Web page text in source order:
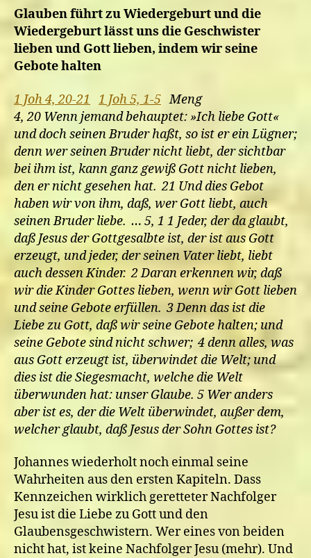
Glauben führt zu Wiedergeburt und die
Wiedergeburt lässt uns die Geschwister
lieben und Gott lieben, indem wir seine
Gebote halten
1 Joh 4, 20-21 1 Joh 5, 1-5 Meng
4, 20 Wenn jemand behauptet: »Ich liebe Gott«
und doch seinen Bruder haßt, so ist er ein Lügner;
denn wer seinen Bruder nicht liebt, der sichtbar
bei ihm ist, kann ganz gewiß Gott nicht lieben,
den er nicht gesehen hat. 21 Und dies Gebot
haben wir von ihm, daß, wer Gott liebt, auch
seinen Bruder liebe. … 5, 1 1 Jeder, der da glaubt,
daß Jesus der Gottgesalbte ist, der ist aus Gott
erzeugt, und jeder, der seinen Vater liebt, liebt
auch dessen Kinder. 2 Daran erkennen wir, daß
wir die Kinder Gottes lieben, wenn wir Gott lieben
und seine Gebote erfüllen. 3 Denn das ist die
Liebe zu Gott, daß wir seine Gebote halten; und
seine Gebote sind nicht schwer; 4 denn alles, was
aus Gott erzeugt ist, überwindet die Welt; und
dies ist die Siegesmacht, welche die Welt
überwunden hat: unser Glaube. 5 Wer anders
aber ist es, der die Welt überwindet, außer dem,
welcher glaubt, daß Jesus der Sohn Gottes ist?
Johannes wiederholt noch einmal seine
Wahrheiten aus den ersten Kapiteln. Dass
Kennzeichen wirklich geretteter Nachfolger
Jesu ist die Liebe zu Gott und den
Glaubensgeschwistern. Wer eines von beiden
nicht hat, ist keine Nachfolger Jesu (mehr). Und